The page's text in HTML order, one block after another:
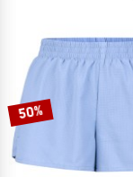
50%